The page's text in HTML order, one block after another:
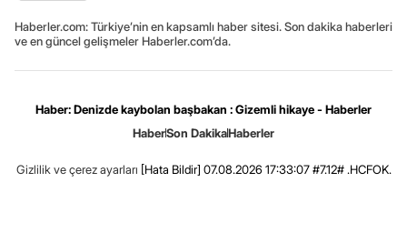
Haberler.com: Türkiye’nin en kapsamlı haber sitesi. Son dakika haberleri
ve en güncel gelişmeler Haberler.com’da.
Haber: Denizde kaybolan başbakan : Gizemli hikaye - Haberler
HaberSon DakikaHaberler
Gizlilik ve çerez ayarları [Hata Bildir] 07.08.2026 17:33:07 #7.12# .HCFOK.